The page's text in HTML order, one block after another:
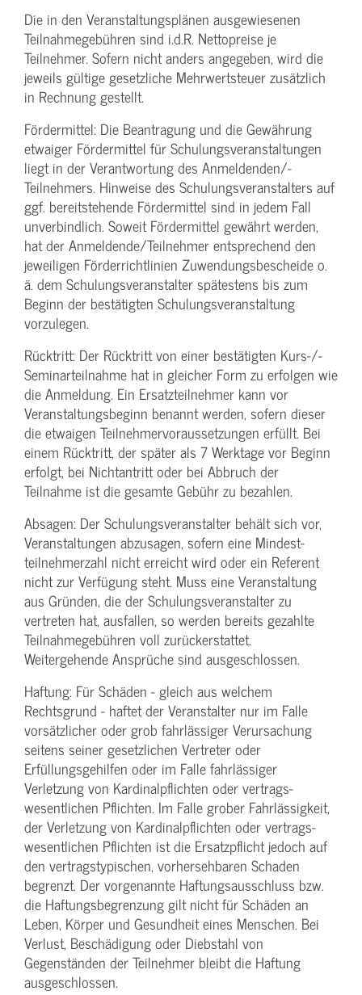
Die in den Veranstaltungsplänen ausgewiesenen
Teilnahmegebühren sind i.d.R. Nettopreise je
Teilnehmer. Sofern nicht anders angegeben, wird die
jeweils gültige gesetzliche Mehrwertsteuer zusätzlich
in Rechnung gestellt.
Fördermittel: Die Beantragung und die Gewährung
etwaiger Fördermittel für Schulungs­veranstaltungen
liegt in der Verantwortung des Anmeldenden/­
Teilnehmers. Hinweise des Schulungs­veranstalters auf
ggf. bereitstehende Fördermittel sind in jedem Fall
unverbindlich. Soweit Fördermittel gewährt werden,
hat der Anmeldende/­Teilnehmer entsprechend den
jeweiligen Förderrichtlinien Zuwendungs­bescheide o.
ä. dem Schulungs­veranstalter spätestens bis zum
Beginn der bestätigten Schulungs­veranstaltung
vorzulegen.
Rücktritt: Der Rücktritt von einer bestätigten Kurs-/­
Seminarteilnahme hat in gleicher Form zu erfolgen wie
die Anmeldung. Ein Ersatzteilnehmer kann vor
Veranstaltungs­beginn benannt werden, sofern dieser
die etwaigen Teilnehmer­voraussetzungen erfüllt. Bei
einem Rücktritt, der später als 7 Werktage vor Beginn
erfolgt, bei Nichtantritt oder bei Abbruch der
Teilnahme ist die gesamte Gebühr zu bezahlen.
Absagen: Der Schulungs­veranstalter behält sich vor,
Veranstaltungen abzusagen, sofern eine Mindest­
teilnehmerzahl nicht erreicht wird oder ein Referent
nicht zur Verfügung steht. Muss eine Veranstaltung
aus Gründen, die der Schulungs­veranstalter zu
vertreten hat, ausfallen, so werden bereits gezahlte
Teilnahme­gebühren voll zurückerstattet.
Weitergehende Ansprüche sind ausgeschlossen.
Haftung: Für Schäden - gleich aus welchem
Rechtsgrund - haftet der Veranstalter nur im Falle
vorsätzlicher oder grob fahrlässiger Verursachung
seitens seiner gesetzlichen Vertreter oder
Erfüllungsgehilfen oder im Falle fahrlässiger
Verletzung von Kardinalpflichten oder vertrags­
wesentlichen Pflichten. Im Falle grober Fahrlässigkeit,
der Verletzung von Kardinalpflichten oder vertrags­
wesentlichen Pflichten ist die Ersatzpflicht jedoch auf
den vertragstypischen, vorhersehbaren Schaden
begrenzt. Der vorgenannte Haftungs­ausschluss bzw.
die Haftungs­begrenzung gilt nicht für Schäden an
Leben, Körper und Gesundheit eines Menschen. Bei
Verlust, Beschädigung oder Diebstahl von
Gegenständen der Teilnehmer bleibt die Haftung
ausgeschlossen.